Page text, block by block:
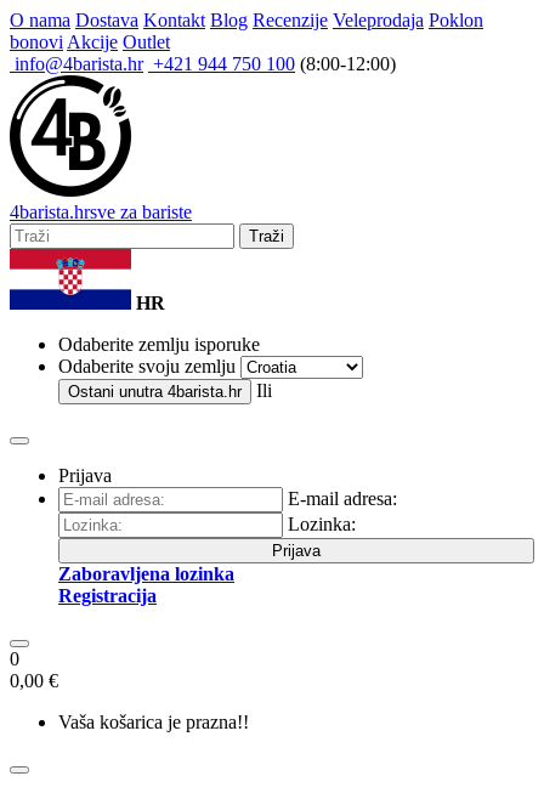
O nama Dostava Kontakt Blog Recenzije Veleprodaja Poklon
bonovi Akcije Outlet
info@4barista.hr +421 944 750 100 (8:00-12:00)
4barista.hrsve za bariste
Traži
HR
Odaberite zemlju isporuke
Odaberite svoju zemlju
Ostani unutra 4barista.hr Ili
Prijava
E-mail adresa:
Lozinka:
Prijava
Zaboravljena lozinka
Registracija
0
0,00 €
Vaša košarica je prazna!!